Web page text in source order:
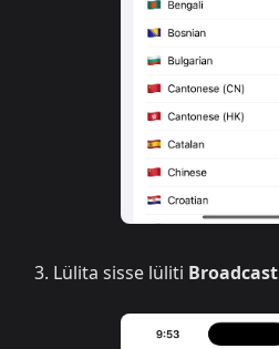
Lülita sisse lüliti Broadcast